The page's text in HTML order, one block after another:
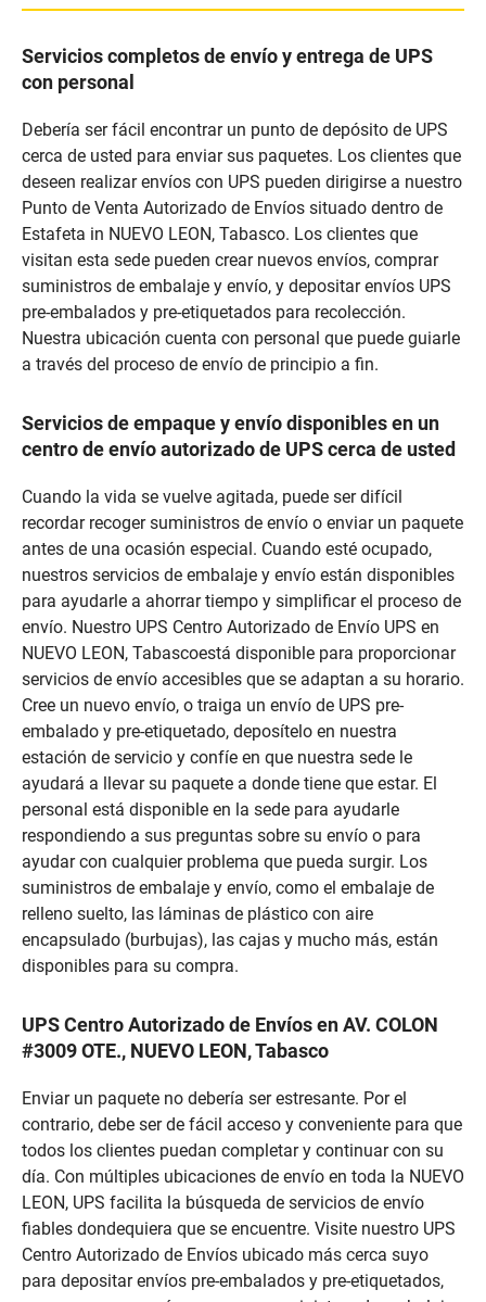
Servicios completos de envío y entrega de UPS
con personal
Debería ser fácil encontrar un punto de depósito de UPS
cerca de usted para enviar sus paquetes. Los clientes que
deseen realizar envíos con UPS pueden dirigirse a nuestro
Punto de Venta Autorizado de Envíos situado dentro de
Estafeta in NUEVO LEON, Tabasco. Los clientes que
visitan esta sede pueden crear nuevos envíos, comprar
suministros de embalaje y envío, y depositar envíos UPS
pre-embalados y pre-etiquetados para recolección.
Nuestra ubicación cuenta con personal que puede guiarle
a través del proceso de envío de principio a fin.
Servicios de empaque y envío disponibles en un
centro de envío autorizado de UPS cerca de usted
Cuando la vida se vuelve agitada, puede ser difícil
recordar recoger suministros de envío o enviar un paquete
antes de una ocasión especial. Cuando esté ocupado,
nuestros servicios de embalaje y envío están disponibles
para ayudarle a ahorrar tiempo y simplificar el proceso de
envío. Nuestro UPS Centro Autorizado de Envío UPS en
NUEVO LEON, Tabascoestá disponible para proporcionar
servicios de envío accesibles que se adaptan a su horario.
Cree un nuevo envío, o traiga un envío de UPS pre-
embalado y pre-etiquetado, deposítelo en nuestra
estación de servicio y confíe en que nuestra sede le
ayudará a llevar su paquete a donde tiene que estar. El
personal está disponible en la sede para ayudarle
respondiendo a sus preguntas sobre su envío o para
ayudar con cualquier problema que pueda surgir. Los
suministros de embalaje y envío, como el embalaje de
relleno suelto, las láminas de plástico con aire
encapsulado (burbujas), las cajas y mucho más, están
disponibles para su compra.
UPS Centro Autorizado de Envíos en AV. COLON
#3009 OTE., NUEVO LEON, Tabasco
Enviar un paquete no debería ser estresante. Por el
contrario, debe ser de fácil acceso y conveniente para que
todos los clientes puedan completar y continuar con su
día. Con múltiples ubicaciones de envío en toda la NUEVO
LEON, UPS facilita la búsqueda de servicios de envío
fiables dondequiera que se encuentre. Visite nuestro UPS
Centro Autorizado de Envíos ubicado más cerca suyo
para depositar envíos pre-embalados y pre-etiquetados,